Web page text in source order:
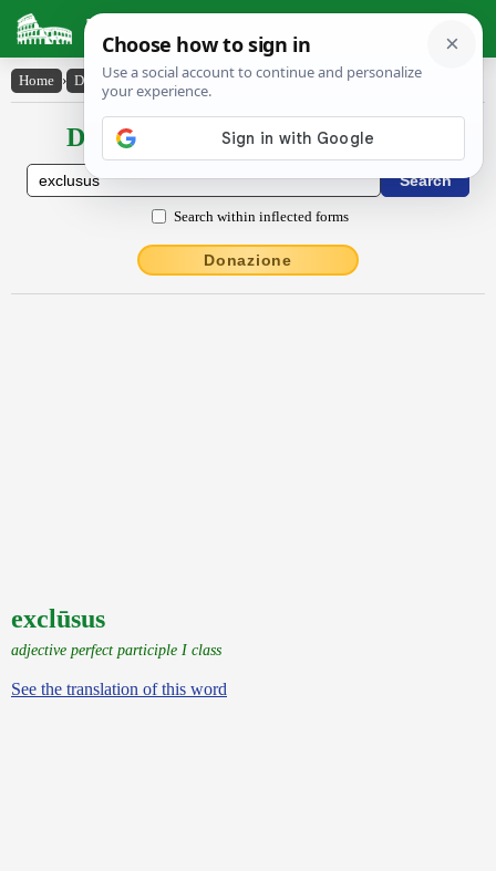
Latin Dictionary
Home › Declensions / Conjugations › exclūsus
Declensions / Conjugations latin
Search within inflected forms
Donazione
exclūsus
adjective perfect participle I class
See the translation of this word